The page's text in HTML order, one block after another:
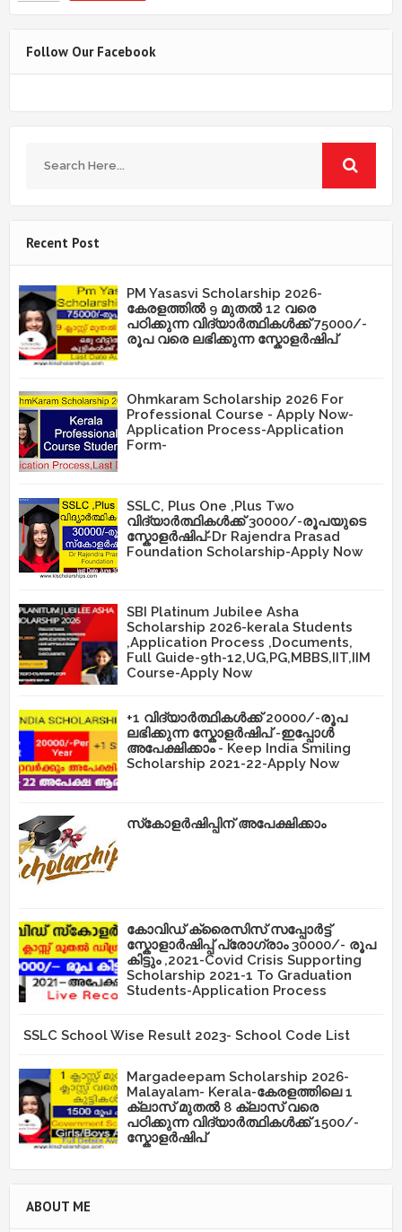
Follow Our Facebook
Recent Post
PM Yasasvi Scholarship 2026-
കേരളത്തിൽ 9 മുതൽ 12 വരെ
പഠിക്കുന്ന വിദ്യാർത്ഥികൾക്ക് 75000/-
രൂപ വരെ ലഭിക്കുന്ന സ്കോളർഷിപ്
Ohmkaram Scholarship 2026 For
Professional Course - Apply Now-
Application Process-Application
Form-
SSLC, Plus One ,Plus Two
വിദ്യാർത്ഥികൾക്ക് 30000/-രൂപയുടെ
സ്കോളർഷിപ്-Dr Rajendra Prasad
Foundation Scholarship-Apply Now
SBI Platinum Jubilee Asha
Scholarship 2026-kerala Students
,Application Process ,Documents,
Full Guide-9th-12,UG,PG,MBBS,IIT,IIM
Course-Apply Now
+1 വിദ്യാർത്ഥികൾക്ക് 20000/-രൂപ
ലഭിക്കുന്ന സ്കോളർഷിപ് -ഇപ്പോൾ
അപേക്ഷിക്കാം - Keep India Smiling
Scholarship 2021-22-Apply Now
സ്‌കോളർഷിപ്പിന് അപേക്ഷിക്കാം
കോവിഡ് ക്രൈസിസ് സപ്പോർട്ട്
സ്കോളാർഷിപ്പ് പ്രോഗ്രാം 30000/- രൂപ
കിട്ടും ,2021-Covid Crisis Supporting
Scholarship 2021-1 To Graduation
Students-Application Process
SSLC School Wise Result 2023- School Code List
Margadeepam Scholarship 2026-
Malayalam- Kerala-കേരളത്തിലെ 1
ക്ലാസ് മുതൽ 8 ക്ലാസ് വരെ
പഠിക്കുന്ന വിദ്യാർത്ഥികൾക്ക് 1500/-
സ്കോളർഷിപ്
ABOUT ME